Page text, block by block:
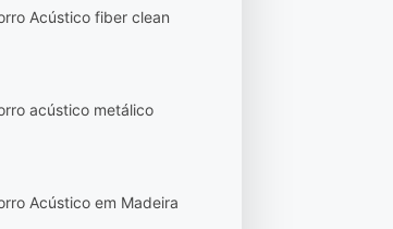
Acústico fiber clean
acústico metálico
Acústico em Madeira